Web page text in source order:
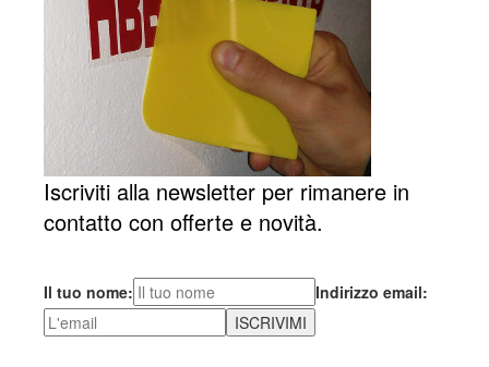
Iscriviti alla newsletter per rimanere in
contatto con offerte e novità.
Il tuo nome: Indirizzo email: